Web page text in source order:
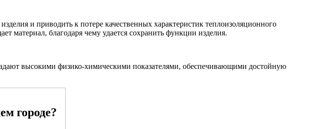
и приводить к потере качественных характеристик теплоизоляционного
материал, благодаря чему удается сохранить функции изделия.
высокими физико-химическими показателями, обеспечивающими достойную
городе?